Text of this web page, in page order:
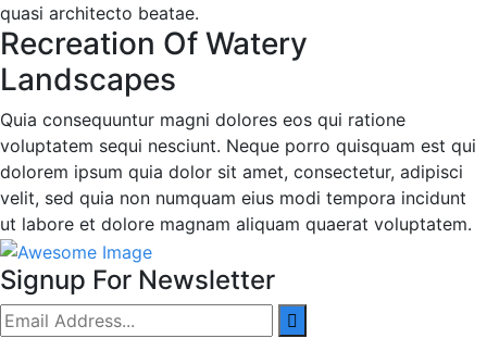
quasi architecto beatae.
Recreation Of Watery
Landscapes
Quia consequuntur magni dolores eos qui ratione
voluptatem sequi nesciunt. Neque porro quisquam est qui
dolorem ipsum quia dolor sit amet, consectetur, adipisci
velit, sed quia non numquam eius modi tempora incidunt
ut labore et dolore magnam aliquam quaerat voluptatem.
Signup For Newsletter